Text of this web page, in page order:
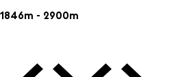
1846m - 2900m
Vorige Webcam
Volgende Webcam
Vorige Webcam
Volgende